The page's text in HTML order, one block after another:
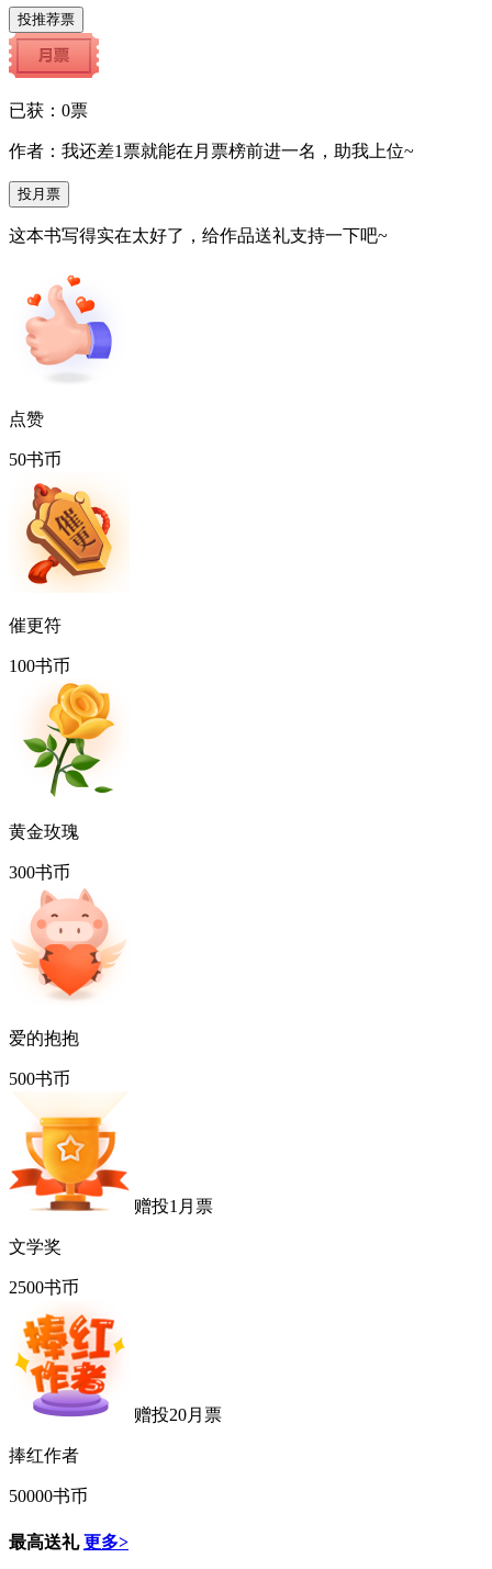
投推荐票
已获： 0票
作者：我还差1 票就能在月票榜前进一名，助我上位~
投月票
这本书写得实在太好了，给作品送礼支持一下吧~
点赞
50书币
催更符
100书币
黄金玫瑰
300书币
爱的抱抱
500书币
赠投1月票
文学奖
2500书币
赠投20月票
捧红作者
50000书币
最高送礼更多>